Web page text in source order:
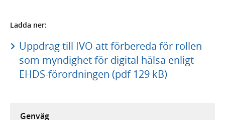
Ladda ner:
Uppdrag till IVO att förbereda för rollen
som myndighet för digital hälsa enligt
EHDS-förordningen (pdf 129 kB)
Genväg